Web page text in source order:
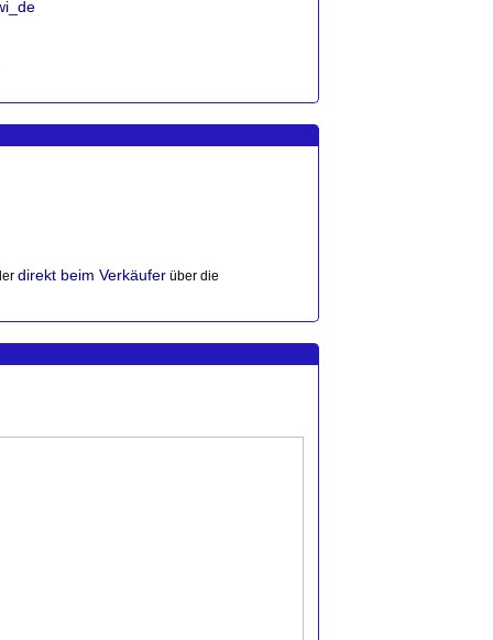
direkt beim Verkäufer über die